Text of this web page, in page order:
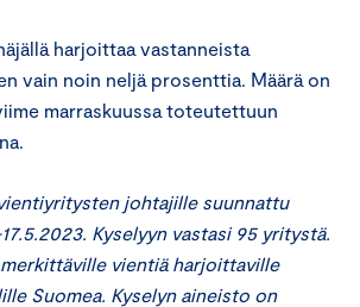
harjoittaa vastanneista
vain noin neljä prosenttia. Määrä on
marraskuussa toteutettuun
johtajille suunnattu
Kyselyyn vastasi 95 yritystä.
vientiä harjoittaville
Suomea. Kyselyn aineisto on